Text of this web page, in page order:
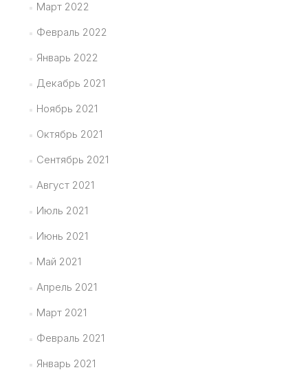
Март 2022
Февраль 2022
Январь 2022
Декабрь 2021
Ноябрь 2021
Октябрь 2021
Сентябрь 2021
Август 2021
Июль 2021
Июнь 2021
Май 2021
Апрель 2021
Март 2021
Февраль 2021
Январь 2021